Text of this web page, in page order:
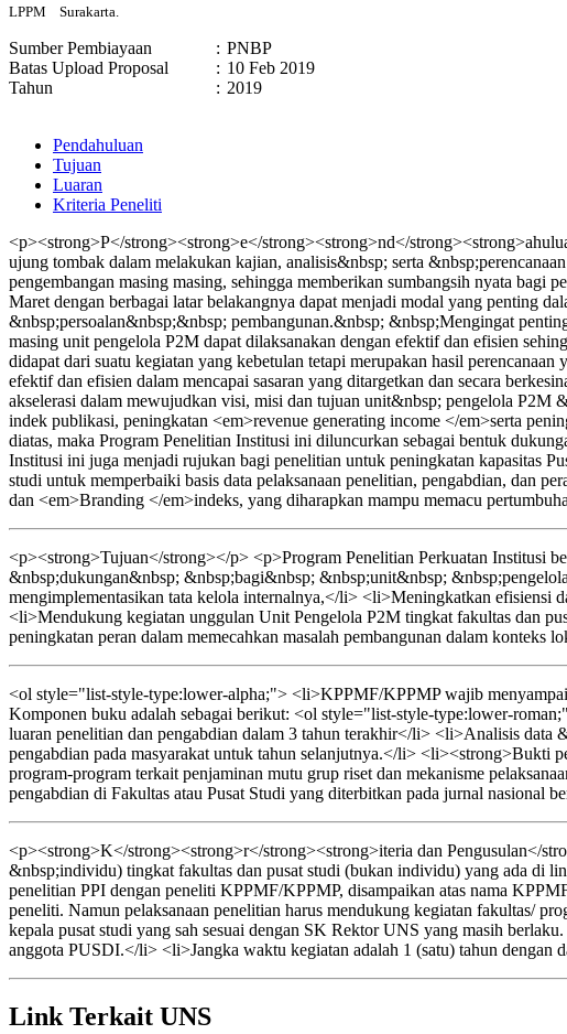
LPPM Surakarta.
Sumber Pembiayaan : PNBP
Batas Upload Proposal
: 10 Feb 2019
Tahun
: 2019
Pendahuluan
Tujuan
Luaran
Kriteria Peneliti
<p><strong>P</strong><strong>e</strong><strong>nd</
ujung tombak dalam melakukan kajian, analisis&nbsp; serta
pengembangan masing masing, sehingga memberikan sumbangsih nyata
Maret dengan berbagai latar belakangnya dapat menjadi modal yang penting
&nbsp;persoalan&nbsp;&nbsp; pembangunan.&nbsp; &nbsp;Mengingat
masing unit pengelola P2M dapat dilaksanakan dengan efektif dan efisien
didapat dari suatu kegiatan yang kebetulan tetapi merupakan hasil
efektif dan efisien dalam mencapai sasaran yang ditargetkan dan secara
akselerasi dalam mewujudkan visi, misi dan tujuan unit&nbsp; pengelola
indek publikasi, peningkatan <em>revenue generating income </em>serta
diatas, maka Program Penelitian Institusi ini diluncurkan sebagai bentuk
Institusi ini juga menjadi rujukan bagi penelitian untuk peningkatan kapasitas
studi untuk memperbaiki basis data pelaksanaan penelitian, pengabdian, dan
dan <em>Branding </em>indeks, yang diharapkan mampu memacu
<p><strong>Tujuan</strong></p> <p>Program Penelitian Perkuatan
&nbsp;dukungan&nbsp; &nbsp;bagi&nbsp; &nbsp;unit&nbsp;
mengimplementasikan tata kelola internalnya,</li> <li>Meningkatkan efisiensi
<li>Mendukung kegiatan unggulan Unit Pengelola P2M tingkat fakultas dan
peningkatan peran dalam memecahkan masalah pembangunan dalam konteks
<ol style="list-style-type:lower-alpha;"> <li>KPPMF/KPPMP wajib
Komponen buku adalah sebagai berikut: <ol style="list-style-type:lower-
luaran penelitian dan pengabdian dalam 3 tahun terakhir</li> <li>Analisis data
pengabdian pada masyarakat untuk tahun selanjutnya.</li> <li><strong>Bukti
program-program terkait penjaminan mutu grup riset dan mekanisme
pengabdian di Fakultas atau Pusat Studi yang diterbitkan pada jurnal
<p><strong>K</strong><strong>r</strong><strong>iteria dan Pengusulan</
&nbsp;individu) tingkat fakultas dan pusat studi (bukan individu) yang ada di
penelitian PPI dengan peneliti KPPMF/KPPMP, disampaikan atas nama
peneliti. Namun pelaksanaan penelitian harus mendukung kegiatan fakultas/
kepala pusat studi yang sah sesuai dengan SK Rektor UNS yang masih
anggota PUSDI.</li> <li>Jangka waktu kegiatan adalah 1 (satu) tahun
Link Terkait UNS